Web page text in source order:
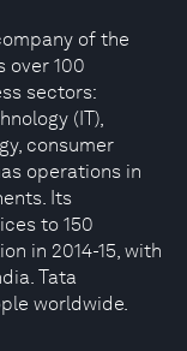
of the
over 100
sectors:
(IT),
consumer
operations in
Its
to 150
in 2014-15, with
Tata
worldwide.